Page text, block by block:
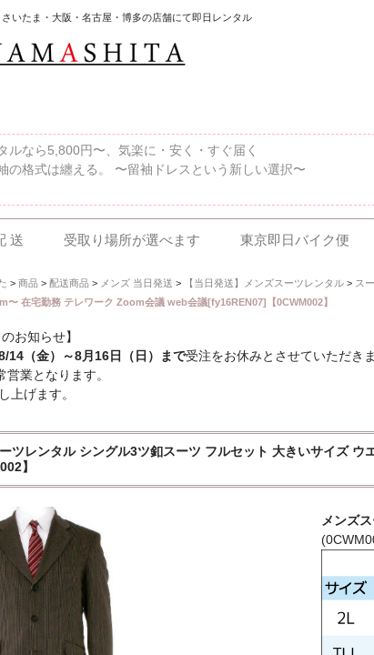
いたま・大阪・名古屋・博多の店舗にて即日レンタル
ルなら5,800円〜、気楽に・安く・すぐ届く
の格式は纏える。 〜留袖ドレスという新しい選択〜
送 受取り場所が選べます 東京即日バイク便
> 商品> 配送商品> メンズ 当日発送 > 【当日発送】メンズスーツレンタル> ス
〜 在宅勤務 テレワーク Zoom会議 web会議[fy16REN07]【0CWM002】
お知らせ】
14（金）～8月16日（日）まで受注をお休みとさせていただきま
業となります。
上げます。
ーツレンタル シングル3ツ釦スーツ フルセット 大きいサイズ
】
メンズ